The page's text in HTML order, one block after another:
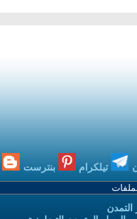
تيلكرام بنترست
التمدن